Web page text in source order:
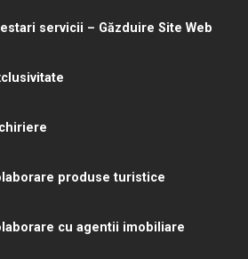
servicii – Găzduire Site Web
produse turistice
cu agentii imobiliare